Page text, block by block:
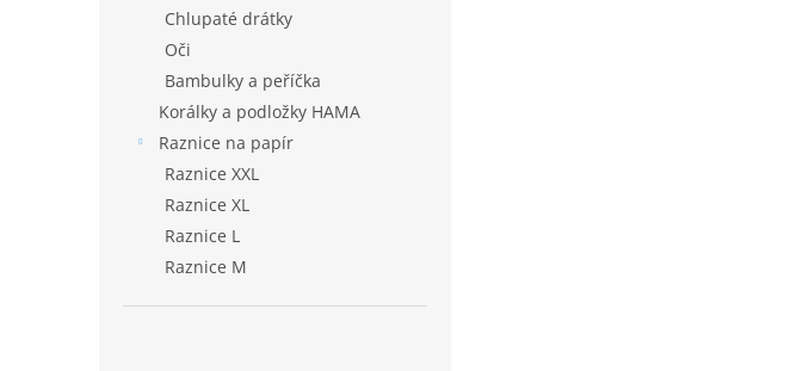
Chlupaté drátky
Oči
Bambulky a peříčka
Korálky a podložky HAMA
Raznice na papír
Raznice XXL
Raznice XL
Raznice L
Raznice M